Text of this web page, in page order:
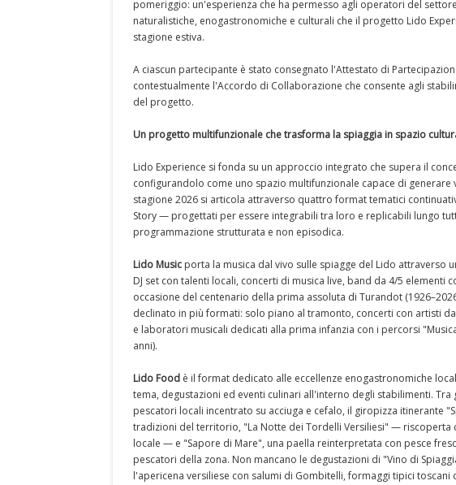
pomeriggio: un'esperienza che ha permesso agli operatori del
naturalistiche, enogastronomiche e culturali che il progetto Lido
stagione estiva.
A ciascun partecipante è stato consegnato l'Attestato di
contestualmente l'Accordo di Collaborazione che consente agli
del progetto.
Un progetto multifunzionale che trasforma la spiaggia in spazio
Lido Experience si fonda su un approccio integrato che supera il
configurandolo come uno spazio multifunzionale capace di
stagione 2026 si articola attraverso quattro format tematici
Story — progettati per essere integrabili tra loro e replicabili lungo
programmazione strutturata e non episodica.
Lido Music porta la musica dal vivo sulle spiagge del Lido attraverso
DJ set con talenti locali, concerti di musica live, band da 4/5
occasione del centenario della prima assoluta di Turandot
declinato in più formati: solo piano al tramonto, concerti con artisti
e laboratori musicali dedicati alla prima infanzia con i percorsi
anni).
Lido Food è il format dedicato alle eccellenze enogastronomiche
tema, degustazioni ed eventi culinari all'interno degli stabilimenti.
pescatori locali incentrato su acciuga e cefalo, il giropizza itinerante
tradizioni del territorio, "La Notte dei Tordelli Versiliesi" — riscoperta
locale — e "Sapore di Mare", una paella reinterpretata con pesce
pescatori della zona. Non mancano le degustazioni di "Vino di
l'apericena versiliese con salumi di Gombitelli, formaggi tipici